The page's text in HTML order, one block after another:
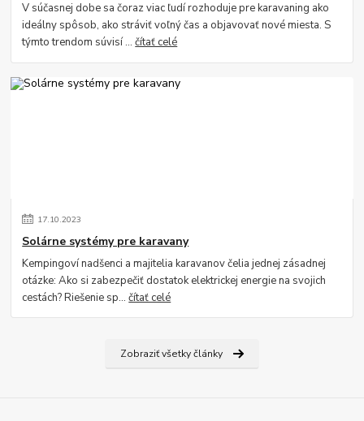
V súčasnej dobe sa čoraz viac ľudí rozhoduje pre karavaning ako
ideálny spôsob, ako stráviť voľný čas a objavovať nové miesta. S
týmto trendom súvisí ...čítať celé
17.10.2023
Solárne systémy pre karavany
Kempingoví nadšenci a majitelia karavanov čelia jednej zásadnej
otázke: Ako si zabezpečiť dostatok elektrickej energie na svojich
cestách? Riešenie sp...čítať celé
Zobraziť všetky články